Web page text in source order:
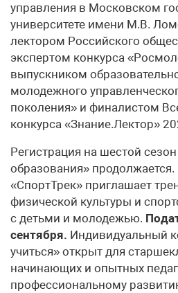
управления в Московском
университете имени М.В.
лектором Российского
экспертом конкурса
выпускником
молодежного
поколения» и финалистом
конкурса «Знание.Лектор»
Регистрация на шестой
образования»
«СпортТрек» приглашает
физической культуры и
с детьми и молодежью.
сентября. Индивидуальный
учиться» открыт для
начинающих и опытных
профессиональному